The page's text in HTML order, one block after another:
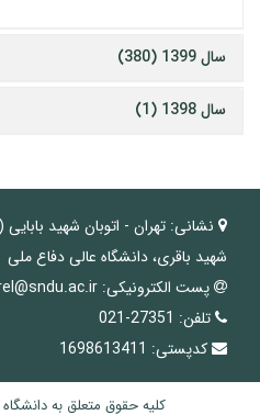
سال 1399 (380)
سال 1398 (1)
نشانی: تهران - اتوبان شهید
شهید باقری، دانشگاه عالی دفاع ملی
پست الکترونیکی:
تلفن: 27351-021
کدپستی: 1698613411
کلیه حقوق متعلق به